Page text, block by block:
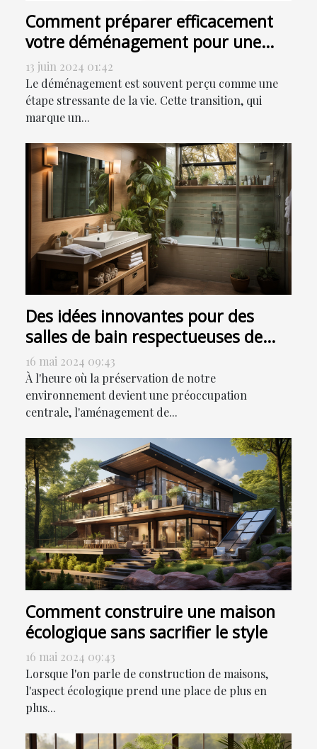
Comment préparer efficacement
votre déménagement pour une
transition en douceur
13 juin 2024 01:42
Le déménagement est souvent perçu comme une
étape stressante de la vie. Cette transition, qui
marque un...
Des idées innovantes pour des
salles de bain respectueuses de
l'environnement
16 mai 2024 09:43
À l'heure où la préservation de notre
environnement devient une préoccupation
centrale, l'aménagement de...
Comment construire une maison
écologique sans sacrifier le style
16 mai 2024 09:43
Lorsque l'on parle de construction de maisons,
l'aspect écologique prend une place de plus en
plus...